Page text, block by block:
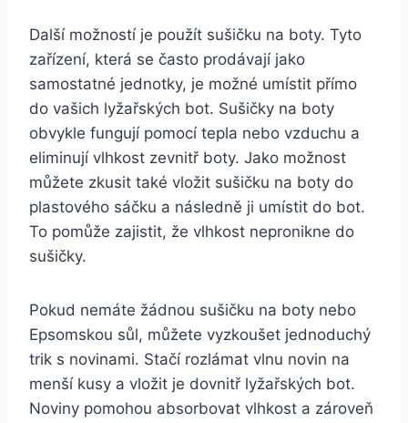
Další možností je použít sušičku na boty. Tyto
⁢zařízení,​ která se často prodávají jako⁤
samostatné jednotky, je možné ⁢umístit přímo
do ‌vašich lyžařských bot. Sušičky na ‍boty
obvykle fungují pomocí ​tepla ⁤nebo vzduchu a
eliminují vlhkost zevnitř boty. Jako možnost⁤
můžete‌ zkusit​ také vložit⁢ sušičku⁤ na boty do
‌plastového sáčku a následně ji​ umístit⁤ do bot.
To pomůže‍ zajistit, ‍že vlhkost nepronikne do⁣
sušičky.
Pokud nemáte žádnou⁤ sušičku​ na boty nebo⁣
Epsomskou sůl, můžete ‍vyzkoušet jednoduchý
trik s novinami. Stačí⁤ rozlámat vlnu novin na
menší‍ kusy a ⁢vložit je⁣ dovnitř lyžařských ⁢bot.
Noviny pomohou ​absorbovat vlhkost a zároveň